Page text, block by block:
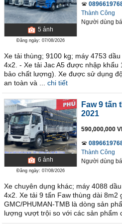
5 ảnh
Đăng ngày: 07/08/2026
Thành Công
Người dùng
Xe tải thùng; 9100 kg; máy 4753
4x2. - Xe tải Jac A5 được nhập khẩu
bảo chất lượng). Xe được sử dụng
an toàn và ...
chi tiết
6 ảnh
Đăng ngày: 07/08/2026
Faw 9 tấn
2021
590,000,000
Thành Công
Người dùng
Xe chuyên dụng khác; máy 4088
4x2. Xe tải 9 tấn Faw thùng dài 8m2
GMC/PHUMAN-TMB là dòng sản
lượng vượt trội so với các sản phẩm